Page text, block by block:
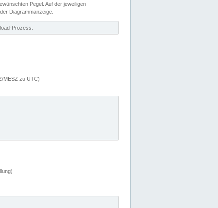
Pegel. Auf der jeweiligen
Diagrammanzeige.
Prozess.
MESZ zu UTC)